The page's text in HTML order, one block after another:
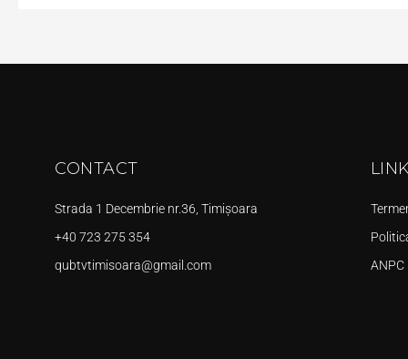
CONTACT
Strada 1 Decembrie nr.36, Timișoara
+40 723 275 354
qubtvtimisoara@gmail.com
ANPC